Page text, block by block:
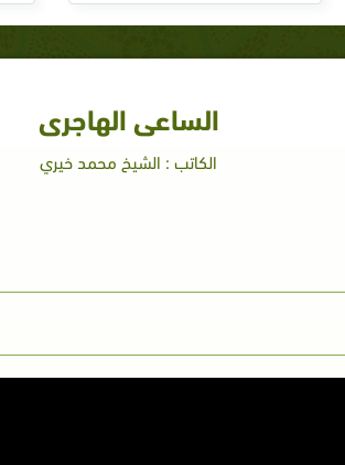
الساعى الهاجرى
الكاتب : الشيخ محمد خيري